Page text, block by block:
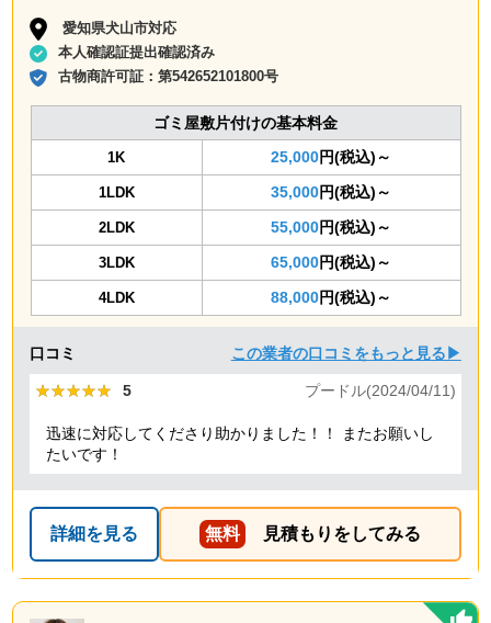
愛知県犬山市対応
本人確認証提出確認済み
古物商許可証：第542652101800号
ゴミ屋敷片付けの基本料金
1K 25,000円(税込)～
1LDK 35,000円(税込)～
2LDK 55,000円(税込)～
3LDK 65,000円(税込)～
4LDK 88,000円(税込)～
口コミ この業者の口コミをもっと見る▶
★★★★★
★★★★★ 5 プードル(2024/04/11)
迅速に対応してくださり助かりました！！ またお願いし
たいです！
詳細を見る 無料 見積もりをしてみる